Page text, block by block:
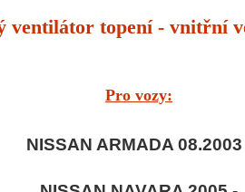
ventilátor topení - vnitřní
Pro vozy:
NISSAN ARMADA 08.2003